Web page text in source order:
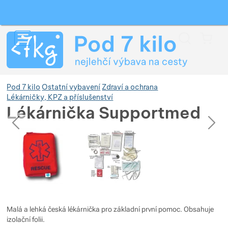
Pod 7 kilo Ostatní vybavení Zdraví a ochrana
Lékárničky, KPZ a příslušenství
Lékárnička Supportmed
Fotografie
předchozí
následující
Fotografie
Malá a lehká česká lékárnička pro základní první pomoc. Obsahuje
izolační folii.
Zobrazit více
Zobrazit více
Zobrazit více
Zobrazit více
Zobrazit více
Zobrazit více
Zobrazit více
Zobrazit více
Zobrazit více
Zobrazit více
Zobrazit více